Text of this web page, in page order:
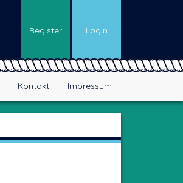
Register Login
Kontakt Impressum